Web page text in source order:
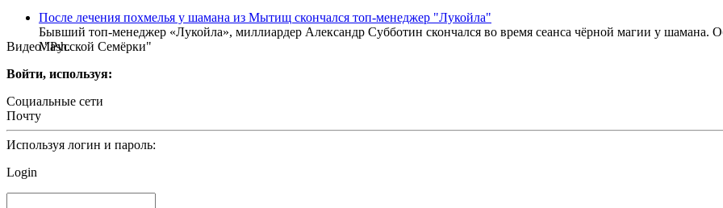
Видео "Русской Семёрки"
После лечения похмелья у шамана из Мытищ скончался топ-менеджер "Лукойла"
Бывший топ-менеджер «Лукойла», миллиардер Александр Субботин скончался во время сеанса чёрной магии у шамана.
Mash.
Войти, используя:
Социальные сети
Почту
Используя логин и пароль:
Login